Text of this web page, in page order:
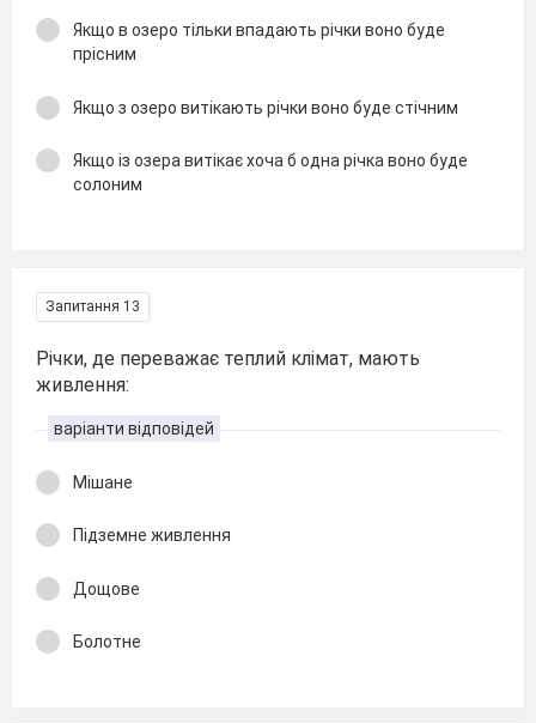
Якщо в озеро тільки впадають річки воно буде
прісним
Якщо з озеро витікають річки воно буде стічним
Якщо із озера витікає хоча б одна річка воно буде
солоним
Запитання 13
Річки, де переважає теплий клімат, мають
живлення:
варіанти відповідей
Мішане
Підземне живлення
Дощове
Болотне